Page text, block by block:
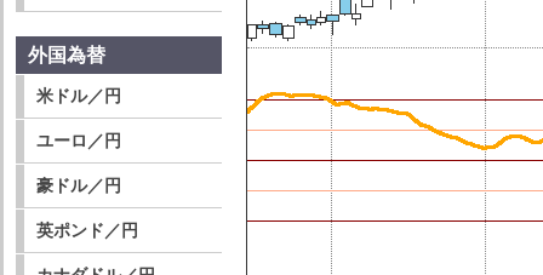
外国為替
米ドル／円
ユーロ／円
豪ドル／円
英ポンド／円